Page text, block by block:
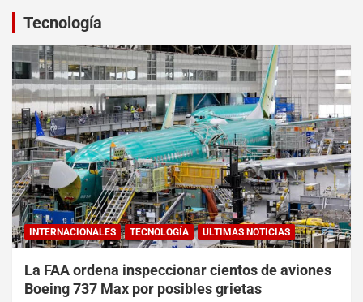
Tecnología
INTERNACIONALES TECNOLOGÍA ULTIMAS NOTICIAS
La FAA ordena inspeccionar cientos de aviones
Boeing 737 Max por posibles grietas